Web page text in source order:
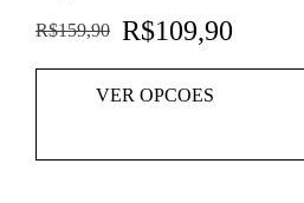
R$159,90 R$109,90
VER OPCOES